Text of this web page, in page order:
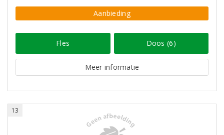
Aanbieding
Fles Doos (6)
Meer informatie
13